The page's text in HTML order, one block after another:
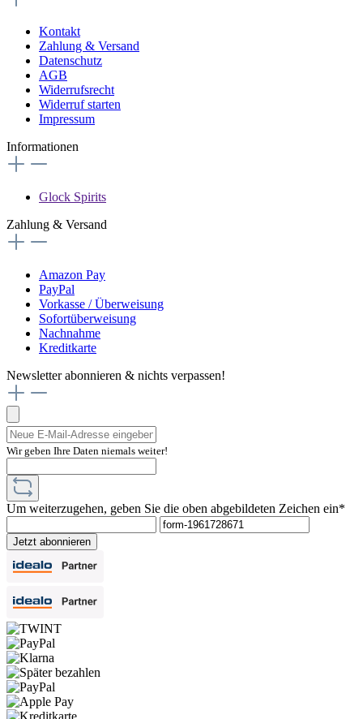
Kontakt
Zahlung & Versand
Datenschutz
AGB
Widerrufsrecht
Widerruf starten
Impressum
Informationen
Glock Spirits
Zahlung & Versand
Amazon Pay
PayPal
Vorkasse / Überweisung
Sofortüberweisung
Nachnahme
Kreditkarte
Newsletter abonnieren & nichts verpassen!
Wir geben Ihre Daten niemals weiter!
Um weiterzugehen, geben Sie die oben abgebildeten Zeichen ein*
Jetzt abonnieren